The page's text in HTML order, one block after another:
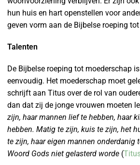
hun huis en hart openstellen voor
geven vorm aan de Bijbelse roeping
Talenten
De Bijbelse roeping tot moederschap
eenvoudig. Het moederschap moet
schrijft aan Titus over de rol van
dan dat zij de jonge vrouwen moeten
zijn, haar mannen lief te hebben, haar
hebben. Matig te zijn, kuis te zijn, het
te zijn, haar eigen mannen onderdanig
Woord Gods niet gelasterd worde (